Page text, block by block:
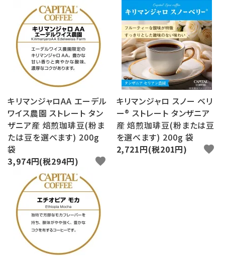
キリマンジャロAA エーデル
ワイス農園 ストレート タン
ザニア産 焙煎珈琲豆(粉ま
たは豆を選べます) 200g
袋
3,974円(税294円)
favorite
キリマンジャロ スノー ベリ
ー® ストレート タンザニア
産 焙煎珈琲豆(粉または豆
を選べます) 200g 袋
2,721円(税201円)
favorite